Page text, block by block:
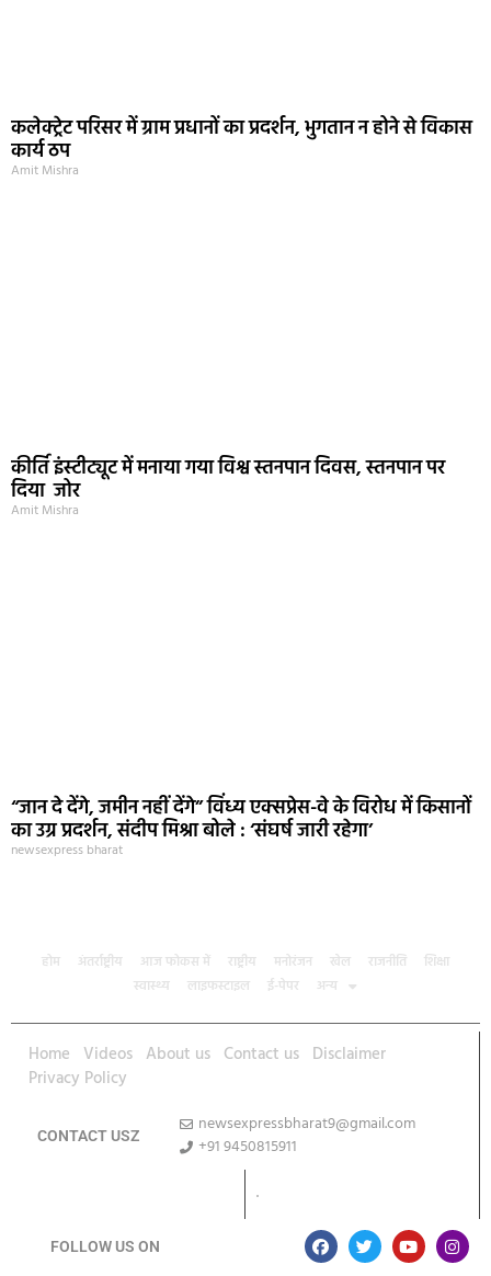
कलेक्ट्रेट परिसर में ग्राम प्रधानों का प्रदर्शन, भुगतान न होने से विकास
कार्य ठप
Amit Mishra
कीर्ति इंस्टीट्यूट में मनाया गया विश्व स्तनपान दिवस, स्तनपान पर
दिया जोर
Amit Mishra
“जान दे देंगे, जमीन नहीं देंगे” विंध्य एक्सप्रेस-वे के विरोध में किसानों
का उग्र प्रदर्शन, संदीप मिश्रा बोले : ‘संघर्ष जारी रहेगा’
newsexpress bharat
होम अंतर्राष्ट्रीय आज फोकस में राष्ट्रीय मनोरंजन खेल राजनीति
शिक्षा
स्वास्थ्य
लाइफस्टाइल ई-पेपर अन्य
Home Videos About us Contact us Disclaimer
Privacy Policy
CONTACT USZ
newsexpressbharat9@gmail.com
+91 9450815911
FOLLOW US ON